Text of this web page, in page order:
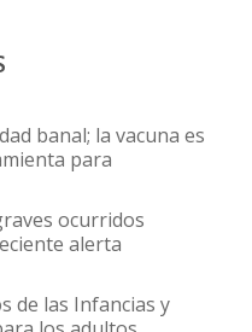
banal; la vacuna es
para
ocurridos
alerta
de las Infancias y